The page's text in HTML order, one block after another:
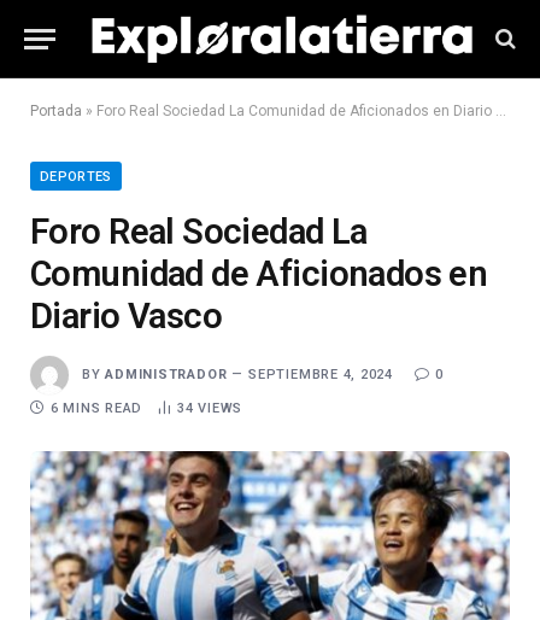
Portada » Foro Real Sociedad La Comunidad de Aficionados en Diario Vasco
DEPORTES
Foro Real Sociedad La
Comunidad de Aficionados en
Diario Vasco
BY ADMINISTRADOR SEPTIEMBRE 4, 2024 0
6 MINS READ 34VIEWS